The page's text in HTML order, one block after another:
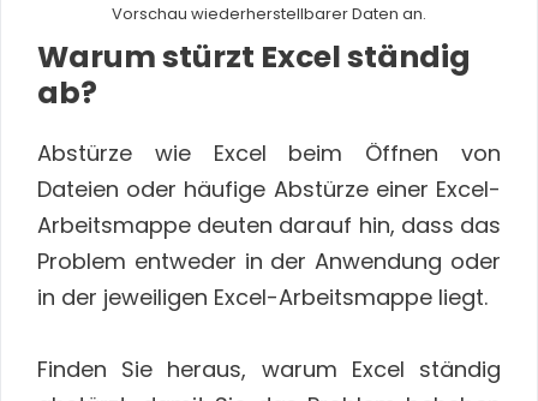
Vorschau wiederherstellbarer Daten an.
Warum stürzt Excel ständig
ab?
Abstürze wie Excel beim Öffnen von
Dateien oder häufige Abstürze einer Excel-
Arbeitsmappe deuten darauf hin, dass das
Problem entweder in der Anwendung oder
in der jeweiligen Excel-Arbeitsmappe liegt.
Finden Sie heraus, warum Excel ständig